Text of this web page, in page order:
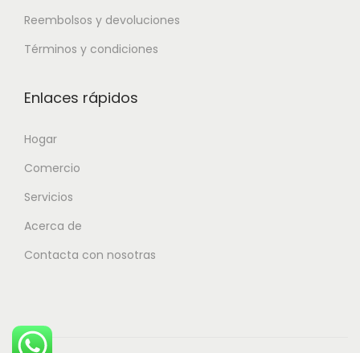
Reembolsos y devoluciones
Términos y condiciones
Enlaces rápidos
Hogar
Comercio
Servicios
Acerca de
Contacta con nosotras